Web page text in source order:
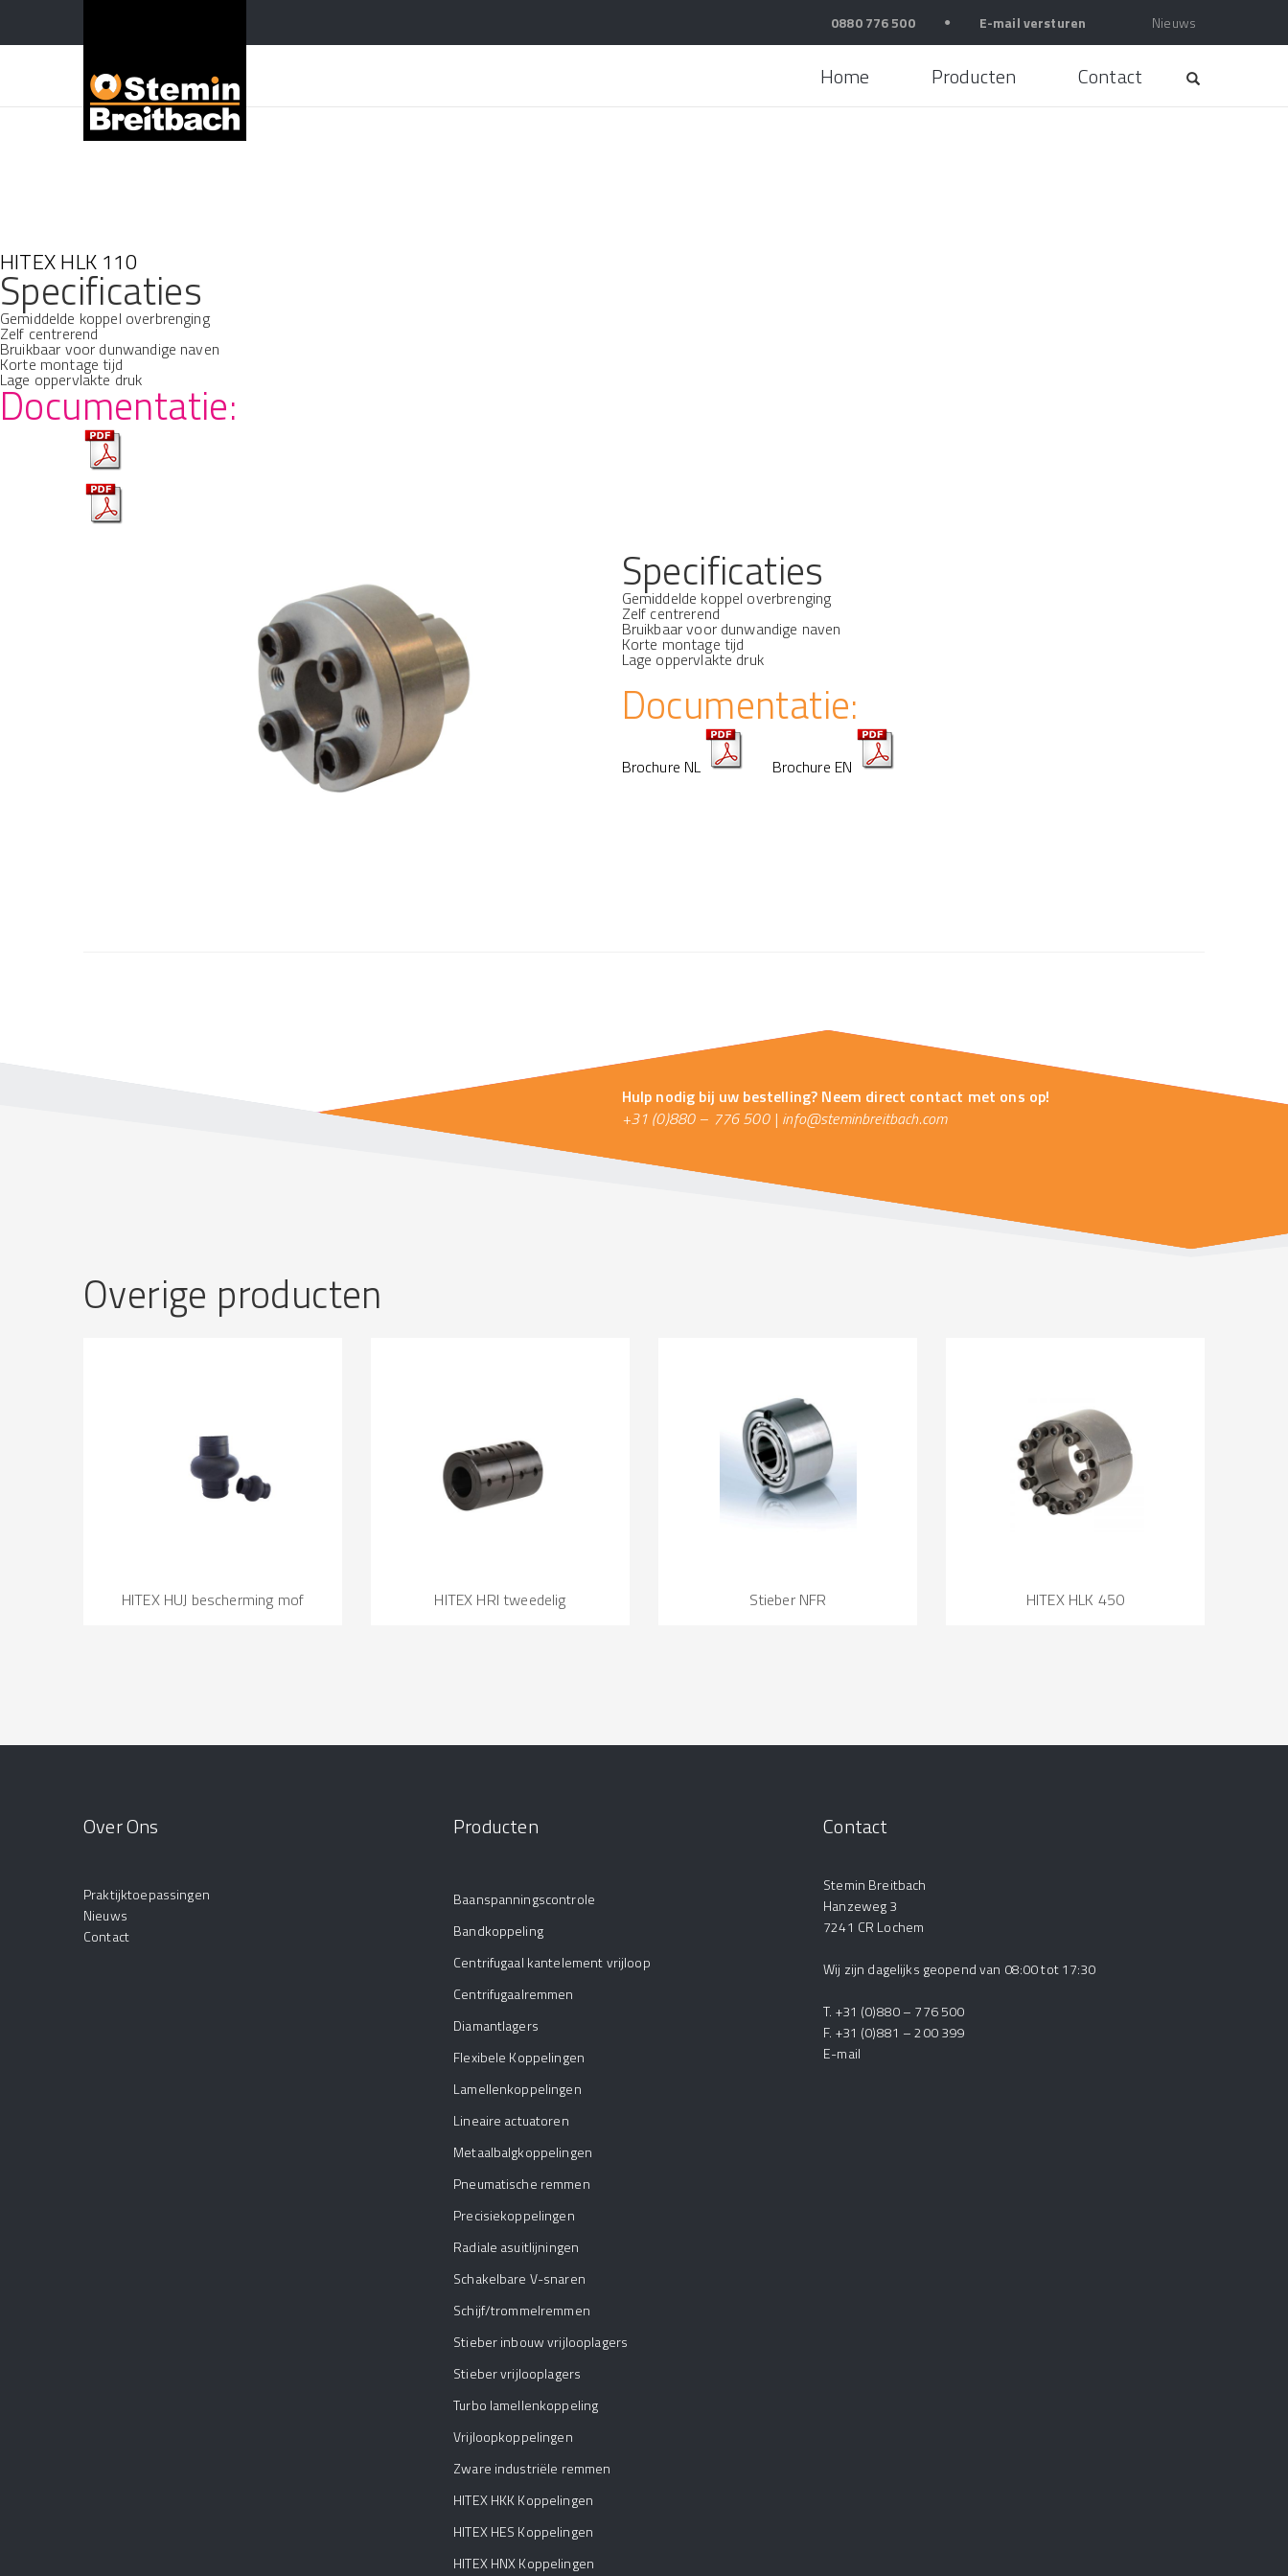
0880 776 500 ● E-mail versturen Nieuws
Home Producten Contact
HITEX HLK 110
Specificaties
Gemiddelde koppel overbrenging
Zelf centrerend
Bruikbaar voor dunwandige naven
Korte montage tijd
Lage oppervlakte druk
Documentatie:
Specificaties
Gemiddelde koppel overbrenging
Zelf centrerend
Bruikbaar voor dunwandige naven
Korte montage tijd
Lage oppervlakte druk
Documentatie:
Brochure NL Brochure EN
Hulp nodig bij uw bestelling? Neem direct contact met ons op!
+31 (0)880 – 776 500 | info@steminbreitbach.com
Overige producten
HITEX HUJ bescherming mof HITEX HRI tweedelig Stieber NFR HITEX HLK 450
Over Ons
Praktijktoepassingen
Nieuws
Contact
Producten
Baanspanningscontrole
Bandkoppeling
Centrifugaal kantelement vrijloop
Centrifugaalremmen
Diamantlagers
Flexibele Koppelingen
Lamellenkoppelingen
Lineaire actuatoren
Metaalbalgkoppelingen
Pneumatische remmen
Precisiekoppelingen
Radiale asuitlijningen
Schakelbare V-snaren
Schijf/trommelremmen
Stieber inbouw vrijlooplagers
Stieber vrijlooplagers
Turbo lamellenkoppeling
Vrijloopkoppelingen
Zware industriële remmen
HITEX HKK Koppelingen
HITEX HES Koppelingen
HITEX HNX Koppelingen
Contact
Stemin Breitbach
Hanzeweg 3
7241 CR Lochem
Wij zijn dagelijks geopend van 08:00 tot 17:30
T. +31 (0)880 – 776 500
F. +31 (0)881 – 200 399
E-mail